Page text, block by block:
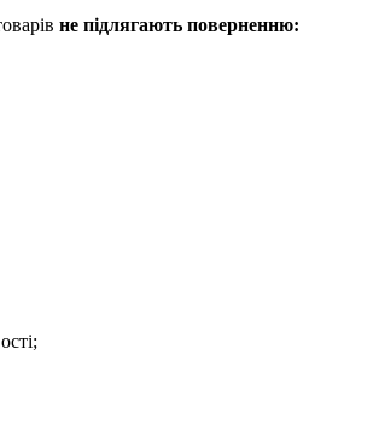
не підлягають поверненню: